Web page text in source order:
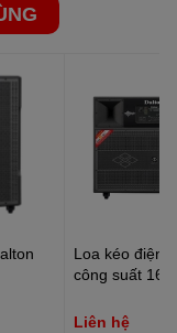
Loa kéo điện
công suất
Liên hệ